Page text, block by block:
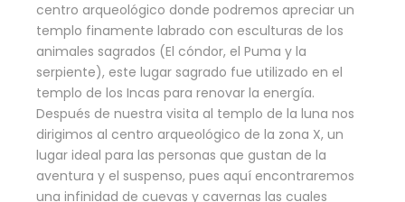
centro arqueológico donde podremos apreciar un
templo finamente labrado con esculturas de los
animales sagrados (El cóndor, el Puma y la
serpiente), este lugar sagrado fue utilizado en el
templo de los Incas para renovar la energía.
Después de nuestra visita al templo de la luna nos
dirigimos al centro arqueológico de la zona X, un
lugar ideal para las personas que gustan de la
aventura y el suspenso, pues aquí encontraremos
una infinidad de cuevas y cavernas las cuales